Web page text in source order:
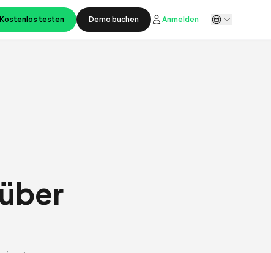
Kostenlos testen Demo buchen Anmelden